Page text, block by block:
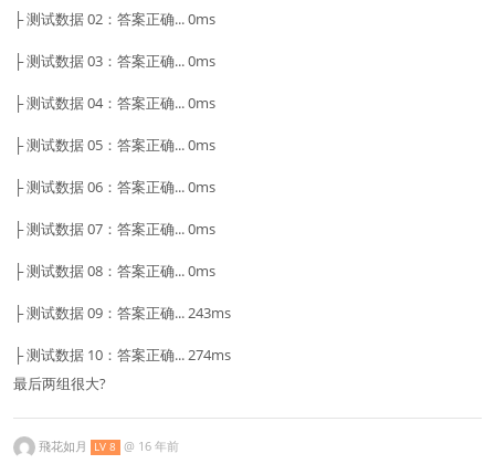
├ 测试数据 02：答案正确... 0ms
├ 测试数据 03：答案正确... 0ms
├ 测试数据 04：答案正确... 0ms
├ 测试数据 05：答案正确... 0ms
├ 测试数据 06：答案正确... 0ms
├ 测试数据 07：答案正确... 0ms
├ 测试数据 08：答案正确... 0ms
├ 测试数据 09：答案正确... 243ms
├ 测试数据 10：答案正确... 274ms
最后两组很大?
飛花如月 LV 8 @ 16 年前